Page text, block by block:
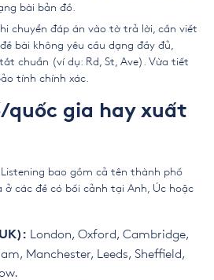
bài bản đồ.
chuyển đáp án vào tờ trả lời, cần viết
bài không yêu cầu dạng đầy đủ,
chuẩn (ví dụ: Rd, St, Ave). Vừa tiết
tính chính xác.
quốc gia hay xuất
Listening bao gồm cả tên thành phố
ở các đề có bối cảnh tại Anh, Úc hoặc
London, Oxford, Cambridge,
Manchester, Leeds, Sheffield,